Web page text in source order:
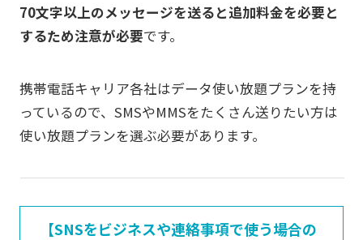
70文字以上のメッセージを送ると追加料金を必要と
するため注意が必要です。
携帯電話キャリア各社はデータ使い放題プランを持
っているので、SMSやMMSをたくさん送りたい方は
使い放題プランを選ぶ必要があります。
【SNSをビジネスや連絡事項で使う場合の